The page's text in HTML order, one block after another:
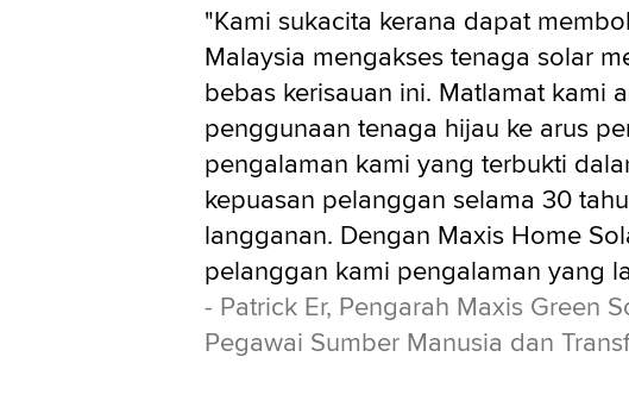
"Kami sukacita kerana dapat
Malaysia mengakses tenaga solar
bebas kerisauan ini. Matlamat kami
penggunaan tenaga hijau ke arus
pengalaman kami yang terbukti
kepuasan pelanggan selama 30
langganan. Dengan Maxis Home
pelanggan kami pengalaman yang
- Patrick Er, Pengarah Maxis Green
Pegawai Sumber Manusia dan